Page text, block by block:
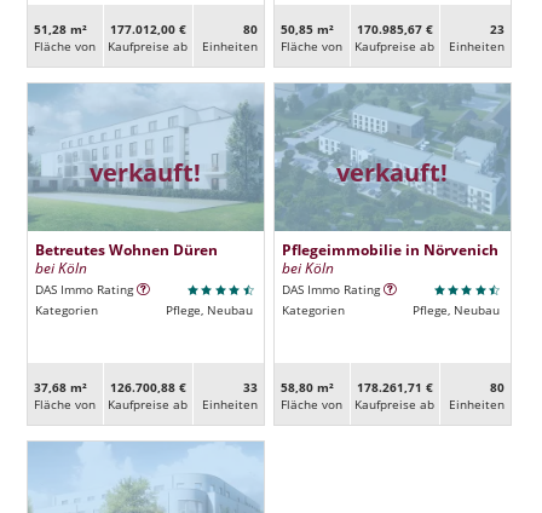
51,28 m²
Fläche von
177.012,00 €
Kaufpreise ab
80
Ein­heiten
50,85 m²
Fläche von
170.985,67 €
Kaufpreise ab
23
Ein­heiten
verkauft!
Betreutes Wohnen Düren
bei Köln
DAS Immo Rating
Kategorien
Pflege, Neubau
37,68 m²
Fläche von
126.700,88 €
Kaufpreise ab
33
Ein­heiten
verkauft!
Pflegeimmobilie in Nörvenich
bei Köln
DAS Immo Rating
Kategorien
Pflege, Neubau
58,80 m²
Fläche von
178.261,71 €
Kaufpreise ab
80
Ein­heiten